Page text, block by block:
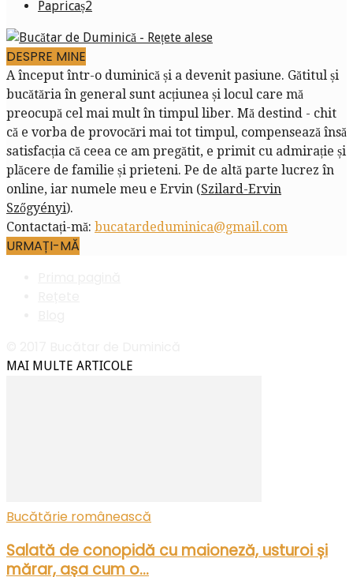
Papricaș2
DESPRE MINE
A început într-o duminică și a devenit pasiune. Gătitul și
bucătăria în general sunt acțiunea și locul care mă
preocupă cel mai mult în timpul liber. Mă destind - chit
că e vorba de provocări mai tot timpul, compensează însă
satisfacția că ceea ce am pregătit, e primit cu admirație și
plăcere de familie și prieteni. Pe de altă parte lucrez în
online, iar numele meu e Ervin (Szilard-Ervin
Szőgyényi).
Contactați-mă: bucatardeduminica@gmail.com
URMAȚI-MĂ
MAI MULTE ARTICOLE
Bucătărie românească
Salată de conopidă cu maioneză, usturoi și
mărar, așa cum o...